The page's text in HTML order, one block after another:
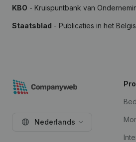
KBO - Kruispuntbank van
Staatsblad - Publicaties in het
Nederlands